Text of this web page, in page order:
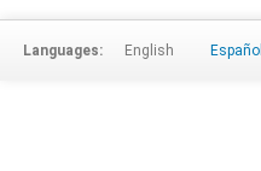
Languages: English Español